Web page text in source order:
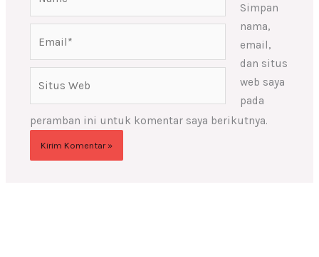
Simpan
nama,
email,
dan situs
web saya
pada
peramban ini untuk komentar saya berikutnya.